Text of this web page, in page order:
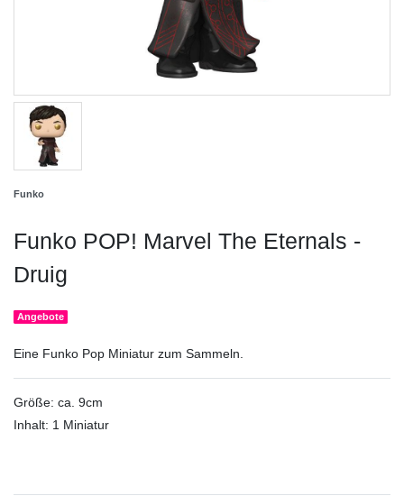
Funko
Funko POP! Marvel The Eternals -
Druig
Angebote
Eine Funko Pop Miniatur zum Sammeln.
Größe: ca. 9cm
Inhalt: 1 Miniatur